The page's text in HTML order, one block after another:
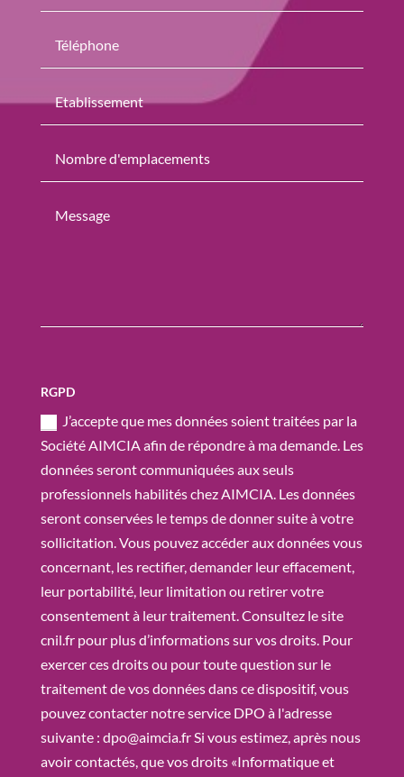
RGPD
J’accepte que mes données soient traitées par la
Société AIMCIA afin de répondre à ma demande. Les
données seront communiquées aux seuls
professionnels habilités chez AIMCIA. Les données
seront conservées le temps de donner suite à votre
sollicitation. Vous pouvez accéder aux données vous
concernant, les rectifier, demander leur effacement,
leur portabilité, leur limitation ou retirer votre
consentement à leur traitement. Consultez le site
cnil.fr pour plus d’informations sur vos droits. Pour
exercer ces droits ou pour toute question sur le
traitement de vos données dans ce dispositif, vous
pouvez contacter notre service DPO à l'adresse
suivante : dpo@aimcia.fr Si vous estimez, après nous
avoir contactés, que vos droits «Informatique et